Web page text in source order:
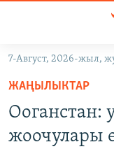
Навигацияга
өтүңүз
Издөөгө
салыңыз
УКРАИНА
7-Август, 2026-жыл,
ЖАҢЫЛЫКТАР
Ооганстан:
жоочулары